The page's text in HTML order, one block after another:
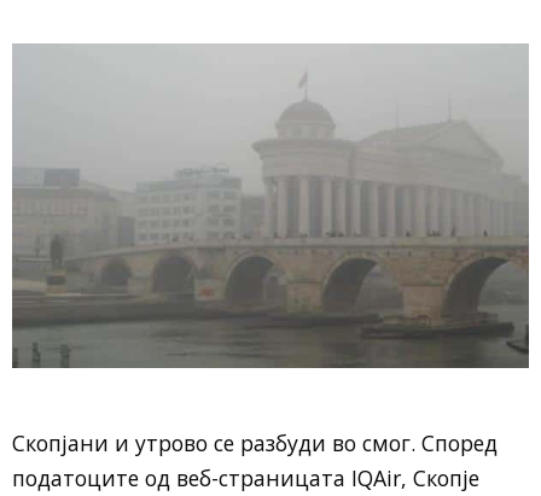
Скопјани и утрово се разбуди во смог. Според
податоците од веб-страницата IQAir, Скопје